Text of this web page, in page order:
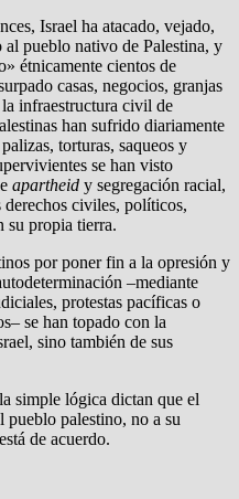
Israel ha atacado, vejado,
al pueblo nativo de Palestina, y
étnicamente cientos de
casas, negocios, granjas
infraestructura civil de
han sufrido diariamente
torturas, saqueos y
se han visto
apartheid y segregación racial,
civiles, políticos,
su propia tierra.
por poner fin a la opresión y
–mediante
protestas pacíficas o
se han topado con la
sino también de sus
simple lógica dictan que el
pueblo palestino, no a su
de acuerdo.